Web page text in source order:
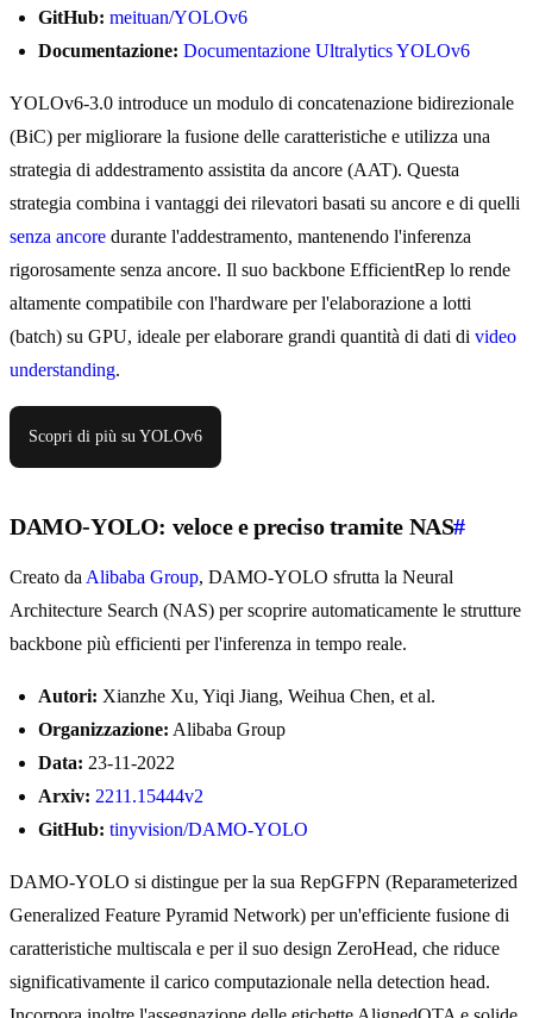
GitHub: meituan/YOLOv6
Documentazione: Documentazione Ultralytics YOLOv6
YOLOv6-3.0 introduce un modulo di concatenazione bidirezionale
(BiC) per migliorare la fusione delle caratteristiche e utilizza una
strategia di addestramento assistita da ancore (AAT). Questa
strategia combina i vantaggi dei rilevatori basati su ancore e di quelli
senza ancore durante l'addestramento, mantenendo l'inferenza
rigorosamente senza ancore. Il suo backbone EfficientRep lo rende
altamente compatibile con l'hardware per l'elaborazione a lotti
(batch) su GPU, ideale per elaborare grandi quantità di dati di video
understanding.
Scopri di più su YOLOv6
DAMO-YOLO: veloce e preciso tramite NAS#
Creato da Alibaba Group, DAMO-YOLO sfrutta la Neural
Architecture Search (NAS) per scoprire automaticamente le strutture
backbone più efficienti per l'inferenza in tempo reale.
Autori: Xianzhe Xu, Yiqi Jiang, Weihua Chen, et al.
Organizzazione: Alibaba Group
Data: 23-11-2022
Arxiv: 2211.15444v2
GitHub: tinyvision/DAMO-YOLO
DAMO-YOLO si distingue per la sua RepGFPN (Reparameterized
Generalized Feature Pyramid Network) per un'efficiente fusione di
caratteristiche multiscala e per il suo design ZeroHead, che riduce
significativamente il carico computazionale nella detection head.